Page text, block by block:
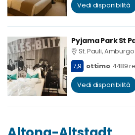
Vedi disponibilità
Pyjama Park St
St. Pauli, Amburgo
7,9
ottimo 4489
Vedi disponibilità